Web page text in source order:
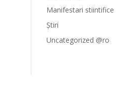
Manifestari stiintifice
Știri
Uncategorized @ro